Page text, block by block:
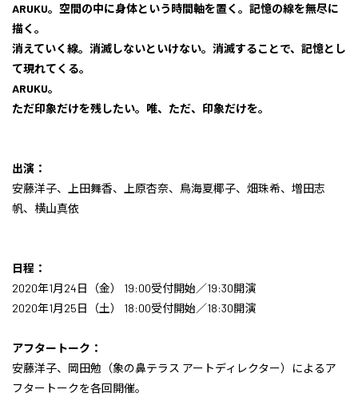
ARUKU。空間の中に身体という時間軸を置く。記憶の線を無尽に
描く。
消えていく線。消滅しないといけない。消滅することで、記憶とし
て現れてくる。
ARUKU。
ただ印象だけを残したい。唯、ただ、印象だけを。
出演：
安藤洋子、上田舞香、上原杏奈、鳥海夏椰子、畑珠希、増田志
帆、横山真依
日程：
2020年1月24日（金） 19:00受付開始／19:30開演
2020年1月25日（土） 18:00受付開始／18:30開演
アフタートーク：
安藤洋子、岡田勉（象の鼻テラス アートディレクター）によるア
フタートークを各回開催。